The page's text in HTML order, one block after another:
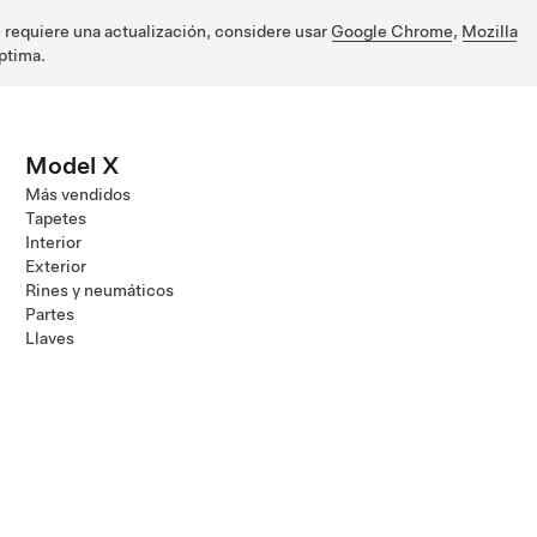
una actualización, considere usar Google Chrome, Mozilla
Model X
Más vendidos
Tapetes
Interior
Exterior
Rines y neumáticos
Partes
Llaves